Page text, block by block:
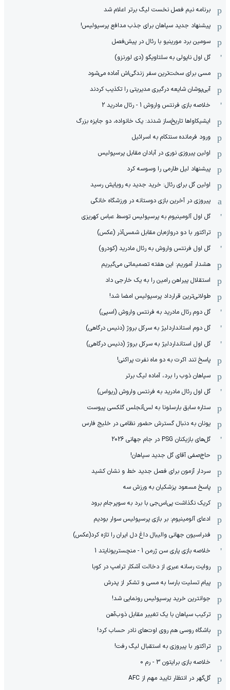
برنامه نیم فصل نخست لیگ برتر اعلام شد
پیشنهاد جدید سپاهان برای جذب مدافع پرسپولیس!
سومین برد مورینیو با رئال در پیش‌فصل
گل اول ناپولی به سلتاویگو (دی لورنزو)
مسی برای سخت‌ترین سفر زندگی‌اش آماده می‌شود
آبی‌پوشان شایعه درگیری مدیریتی را تکذیب کردند
خلاصه بازی فرنتس واروش 1 - رئال مادرید 2
ایشیکاوا‌ها تاریخ‌ساز شدند: یک خانواده، دو جایزه بزرگ
ورود فرمانده سنتکام به اسرائیل
اولین پیروزی نوری در آبادان مقابل پرسپولیس
پیشنهاد لیل طارمی را وسوسه کرد
اولین گل برای رئال: خرید جدید به رویایش رسید
پیروزی در آخرین بازی دوستانه در ورزشگاه خانگی
گل اول آلومینیوم به پرسپولیس توسط عباس کهریزی
تراکتور با دو دروازه‌بان مقابل شمس‌آذر (عکس)
گل اول فرنتس واروش به رئال مادرید (کودرو)
هشدار آموریم: این هفته تصمیماتی می‌گیریم
استقلال پیراهن رامین را به یک خارجی داد
طولانی‌ترین قرارداد پرسپولیس امضا شد!
گل دوم رئال مادرید به فرنتس واروش (اسپی)
گل دوم استانداردلیژ به سرکل بروژ (دنیس درگاهی)
گل اول استانداردلیژ به سرکل بروژ (دنیس درگاهی)
پاسخ تند اکرت به دو ماه نفرت پراکنی!
سپاهان ذوب را برد، آماده لیگ برتر
گل اول رئال مادرید به فرنتس واروش (ریواس)
ستاره سابق بارسلونا به لس‌آنجلس گلکسی پیوست
یونان به دنبال گسترش حضور نظامی در خلیج فارس
گل‌های بازیکنان PSG در جام جهانی 2026
حاج‌صفی آقای گل جدید سپاهان!
سردار آزمون برای فصل جدید خط و نشان کشید
پاسخ مسعود پزشکیان به ورزش سه
کریک نگذاشت پی‌اس‌جی با برد به سوپرجام برود
ادعای آلومینیوم: بر بازی پرسپولیس سوار بودیم
فدراسیون جهانی والیبال داغ دل ایران را تازه کرد(عکس)
خلاصه بازی پاری سن ژرمن 1 - منچستریونایتد 1
روایت رسانه عبری از دخالت آشکار ترامپ در کوبا
پیام تسلیت بارسا به مسی و تشکر از پدرش
جوانترین خرید پرسپولیس رونمایی شد!
ترکیب سپاهان با یک تغییر مقابل ذوب‌آهن
باشگاه روسی هم روی اوت‌های نادر حساب کرد!
تراکتور با پیروزی به استقبال لیگ رفت!
خلاصه بازی برایتون 3 - رم 0
گل‌گهر در انتظار تایید مهم از ‌AFC